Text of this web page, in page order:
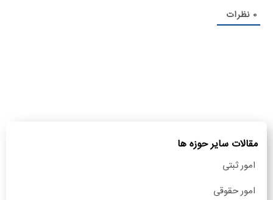
0 نظرات
مقالات سایر حوزه ها
امور ثبتی
امور حقوقی